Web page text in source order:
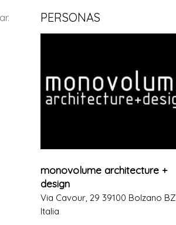
PERSONAS
monovolume architecture +
design
Via Cavour, 29 39100 Bolzano BZ
Italia